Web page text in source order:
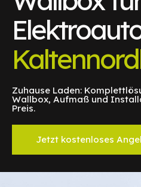
Zuhause Laden:
Wallbox, Aufmaß und
Preis.
Jetzt kostenloses